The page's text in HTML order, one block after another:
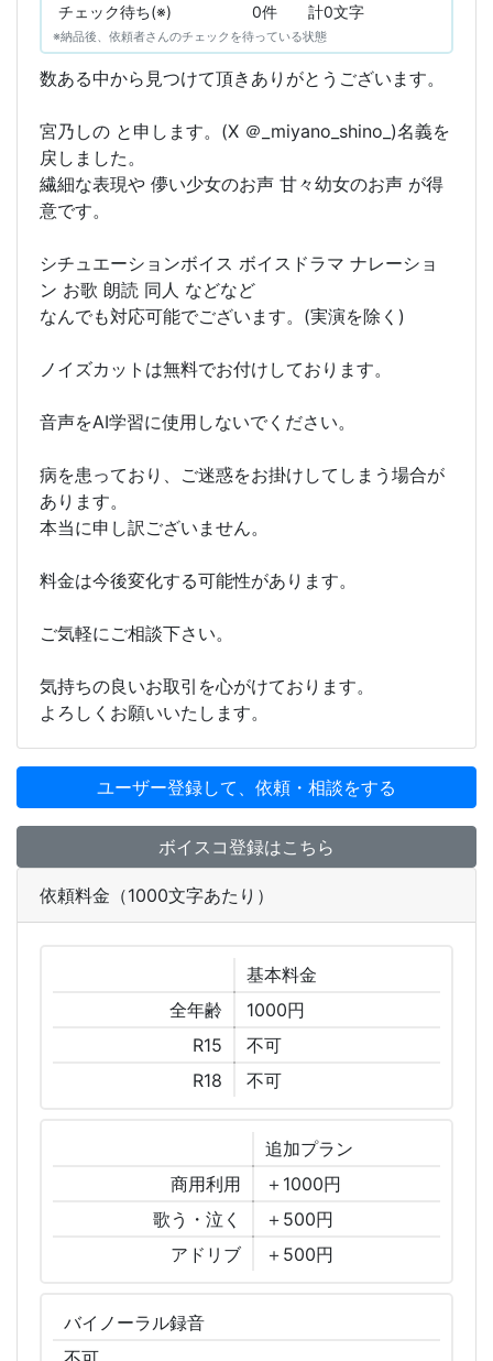
チェック待ち(※)
0件 計0文字
※納品後、依頼者さんのチェックを待っている状態
数ある中から見つけて頂きありがとうございます。
宮乃しの と申します。(X ＠_miyano_shino_)名義を
戻しました。
繊細な表現や 儚い少女のお声 甘々幼女のお声 が得
意です。
シチュエーションボイス ボイスドラマ ナレーショ
ン お歌 朗読 同人 などなど
なんでも対応可能でございます。(実演を除く)
ノイズカットは無料でお付けしております。
音声をAI学習に使用しないでください。
病を患っており、ご迷惑をお掛けしてしまう場合が
あります。
本当に申し訳ございません。
料金は今後変化する可能性があります。
ご気軽にご相談下さい。
気持ちの良いお取引を心がけております。
よろしくお願いいたします。
ユーザー登録して、依頼・相談をする
ボイスコ登録はこちら
依頼料金（1000文字あたり）
基本料金
全年齢
1000円
R15
不可
R18
不可
追加プラン
商用利用
＋1000円
歌う・泣く
＋500円
アドリブ
＋500円
バイノーラル録音